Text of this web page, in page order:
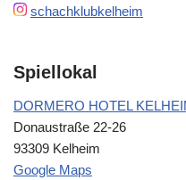
schachklubkelheim
Spiellokal
DORMERO HOTEL
Donaustraße 22-26
93309 Kelheim
Google Maps